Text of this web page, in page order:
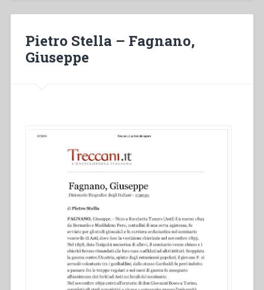
Pietro Stella – Fagnano,
Giuseppe